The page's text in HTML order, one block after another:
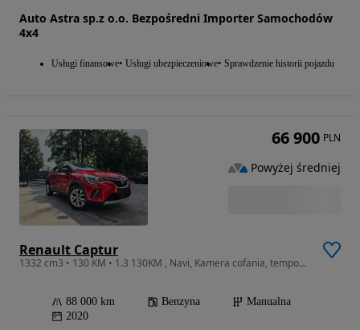
Auto Astra sp.z o.o. Bezpośredni Importer Samochodów
4x4
Usługi finansowe Usługi ubezpieczeniowe Sprawdzenie historii pojazdu
Renault Captur
1332 cm3 • 130 KM • 1.3 130KM , Navi, Kamera cofania, tempomat , 2xczujniki, 1 właściciel
88 000 km Benzyna
Manualna
2020
66 900 PLN
Powyżej średniej